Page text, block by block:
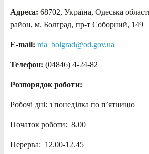
Адреса: 68702, Україна, Одеська
район, м. Болград, пр-т Соборний, 149
E-mail: rda_bolgrad@od.gov.ua
Телефон: (04846) 4-24-82
Розпорядок роботи:
Робочі дні: з понеділка по п’ятницю
Початок роботи: 8.00
Перерва: 12.00-12.45